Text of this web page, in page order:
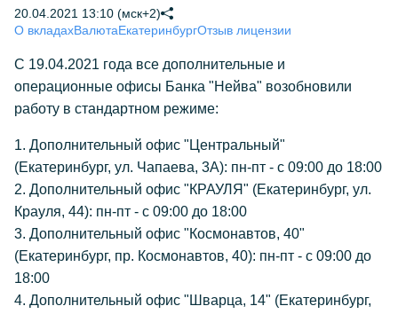
20.04.2021 13:10 (мск+2)
О вкладахВалютаЕкатеринбургОтзыв лицензии
C 19.04.2021 года все дополнительные и
операционные офисы Банка "Нейва" возобновили
работу в стандартном режиме:
1. Дополнительный офис "Центральный"
(Екатеринбург, ул. Чапаева, 3А): пн-пт - с 09:00 до 18:00
2. Дополнительный офис "КРАУЛЯ" (Екатеринбург, ул.
Крауля, 44): пн-пт - с 09:00 до 18:00
3. Дополнительный офис "Космонавтов, 40"
(Екатеринбург, пр. Космонавтов, 40): пн-пт - с 09:00 до
18:00
4. Дополнительный офис "Шварца, 14" (Екатеринбург,